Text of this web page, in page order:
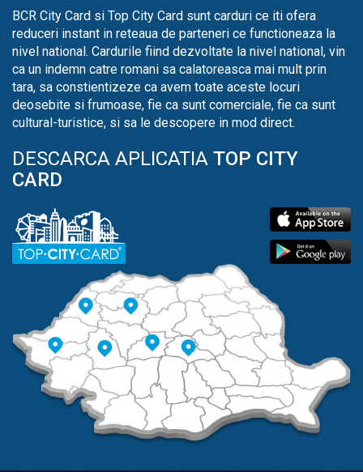
BCR City Card si Top City Card sunt carduri ce iti ofera
reduceri instant in reteaua de parteneri ce functioneaza la
nivel national. Cardurile fiind dezvoltate la nivel national, vin
ca un indemn catre romani sa calatoreasca mai mult prin
tara, sa constientizeze ca avem toate aceste locuri
deosebite si frumoase, fie ca sunt comerciale, fie ca sunt
cultural-turistice, si sa le descopere in mod direct.
DESCARCA APLICATIA TOP CITY
CARD